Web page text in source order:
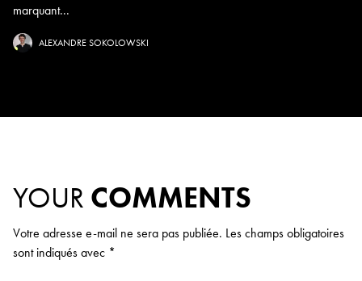
marquant...
ALEXANDRE SOKOLOWSKI
YOUR COMMENTS
Votre adresse e-mail ne sera pas publiée. Les champs obligatoires
sont indiqués avec *